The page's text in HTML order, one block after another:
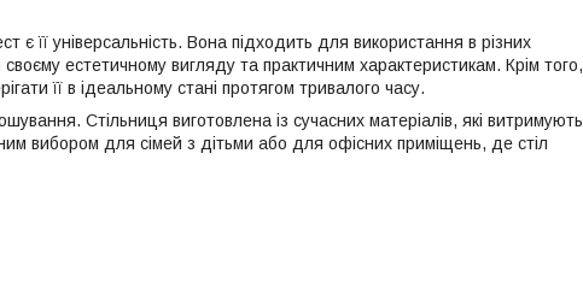
є її універсальність. Вона підходить для використання в різних
естетичному вигляду та практичним характеристикам. Крім того,
її в ідеальному стані протягом тривалого часу.
Стільниця виготовлена із сучасних матеріалів, які витримують
вибором для сімей з дітьми або для офісних приміщень, де стіл